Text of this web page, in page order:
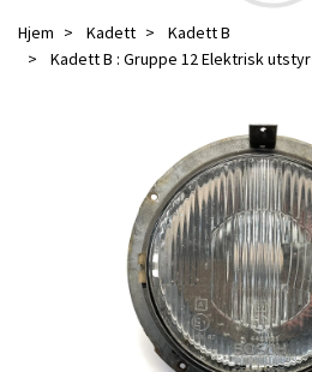
Hjem Kadett
Kadett B
Kadett B : Gruppe 12 Elektrisk utstyr